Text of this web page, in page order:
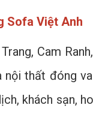
Sofa Việt Anh
Cam
nội thất đóng
khách sạn,